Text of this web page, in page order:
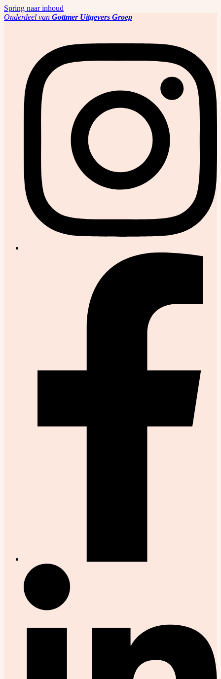
Spring naar inhoud
Onderdeel van Gottmer Uitgevers Groep